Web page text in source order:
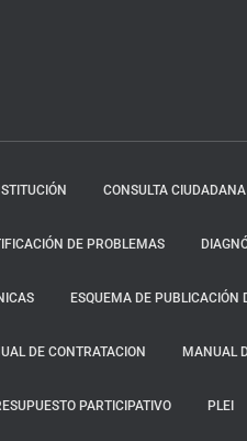
CONSULTA CIUDADANA
DE PROBLEMAS
ESQUEMA DE PUBLICACIÓN
DE CONTRATACION MANUAL
PARTICIPATIVO PLEI